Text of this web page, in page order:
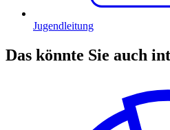
Jugendleitung
Das könnte Sie auch